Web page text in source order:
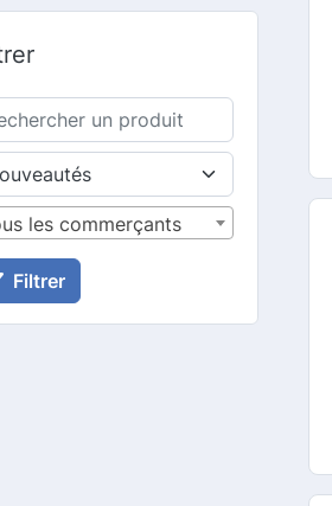
les commerçants
Filtrer